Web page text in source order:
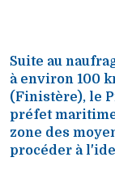
Suite au
à environ 100
(Finistère), le
préfet
zone des
procéder à